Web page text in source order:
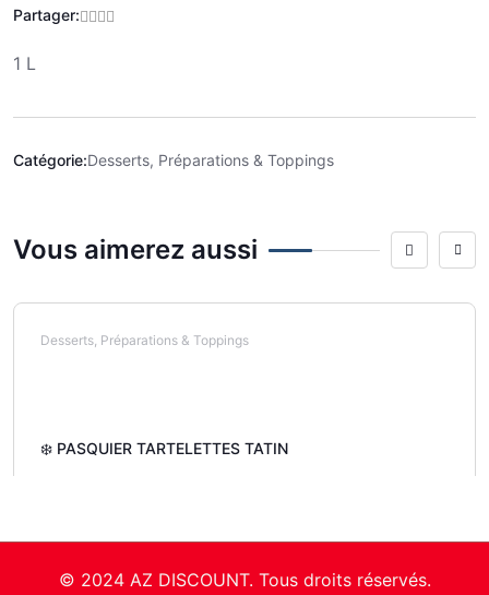
Partager:
1 L
Catégorie:Desserts, Préparations & Toppings
Vous aimerez aussi
Desserts, Préparations & Toppings
❄️ PASQUIER TARTELETTES TATIN
© 2024 AZ DISCOUNT. Tous droits réservés.